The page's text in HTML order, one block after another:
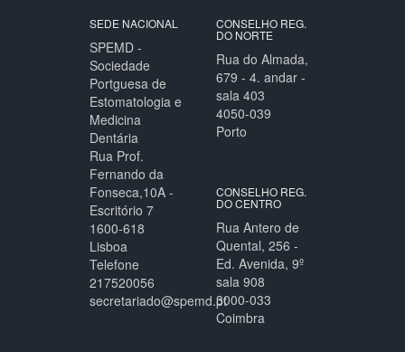
SEDE NACIONAL
SPEMD -
Sociedade
Portguesa de
Estomatologia e
Medicina
Dentária
Rua Prof.
Fernando da
Fonseca,10A -
Escritório 7
1600-618
Lisboa
Telefone
217520056
secretariado@spemd.pt
CONSELHO REG.
DO NORTE
Rua do Almada,
679 - 4. andar -
sala 403
4050-039
Porto
CONSELHO REG.
DO CENTRO
Rua Antero de
Quental, 256 -
Ed. Avenida, 9º
sala 908
3000-033
Coimbra